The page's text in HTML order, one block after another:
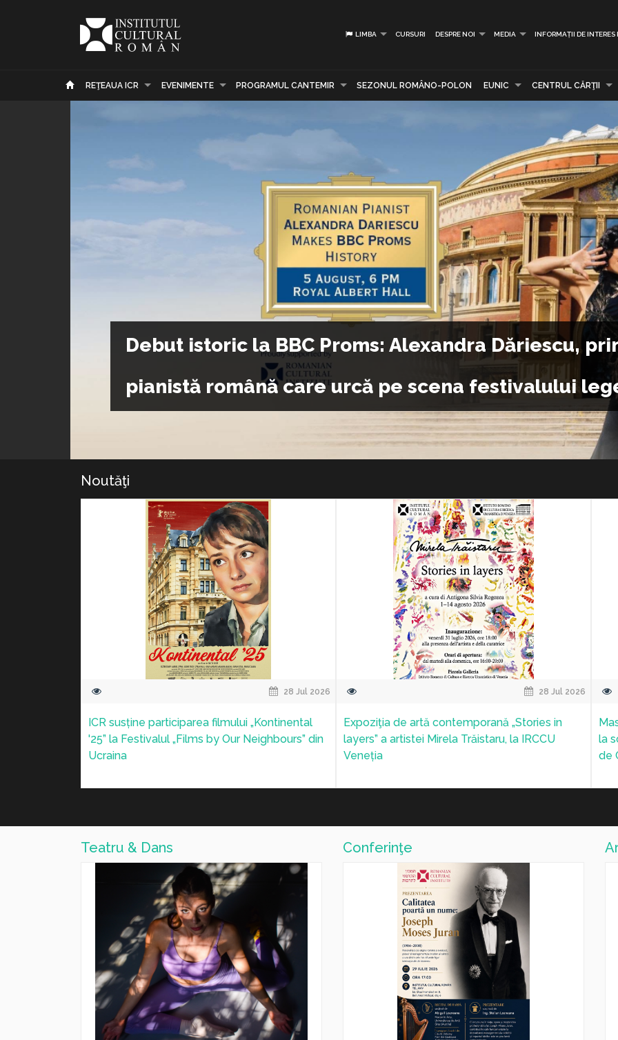
LIMBA CURSURI DESPRE NOI MEDIA INFORMAȚII DE INTERES
REŢEAUA ICR EVENIMENTE PROGRAMUL CANTEMIR SEZONUL ROMÂNO-POLON EUNIC CENTRUL CĂRŢII
Institutul Cultural Român, la jumătatea anului 2026:
cultura română, prezentă pe marile scene ale lumii
Noutăţi
22 Jul 2026
„Mer-Mère“, expoziție de linogravură,
fotografie și pictură, semnată de Luminița
Liboutet, la Paris
20 Jul 2026
Proiectul „Invisible Ecologies“ va reprezenta
România la Cvadrienala de Scenografie și
Spațiu Performativ de la Praga, ediția 2027
Teatru & Dans Conferinţe